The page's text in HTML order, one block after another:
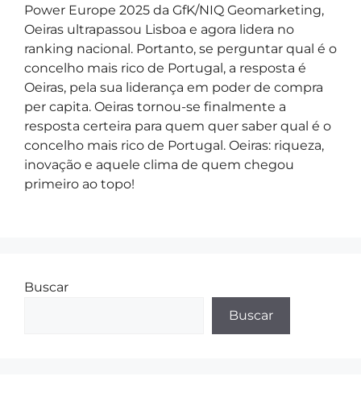
Power Europe 2025 da GfK/NIQ Geomarketing,
Oeiras ultrapassou Lisboa e agora lidera no
ranking nacional. Portanto, se perguntar qual é o
concelho mais rico de Portugal, a resposta é
Oeiras, pela sua liderança em poder de compra
per capita. Oeiras tornou-se finalmente a
resposta certeira para quem quer saber qual é o
concelho mais rico de Portugal. Oeiras: riqueza,
inovação e aquele clima de quem chegou
primeiro ao topo!
Buscar
Buscar